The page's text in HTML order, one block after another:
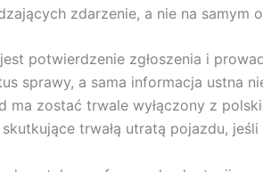
zdarzenie, a nie na samym
potwierdzenie zgłoszenia i
sprawy, a sama informacja ustna
zostać trwale wyłączony z
trwałą utratą pojazdu,